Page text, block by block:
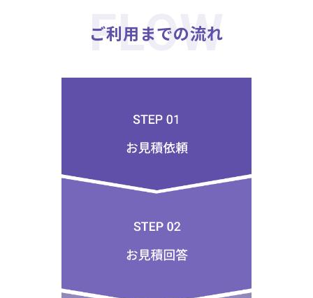
FLOW
ご利用までの流れ